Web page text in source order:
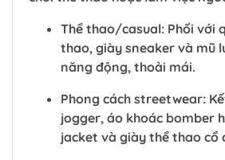
Thể thao/casual: Phối với
thao, giày sneaker và mũ
năng động, thoải mái.
Phong cách streetwear:
jogger, áo khoác bomber
jacket và giày thể thao cổ